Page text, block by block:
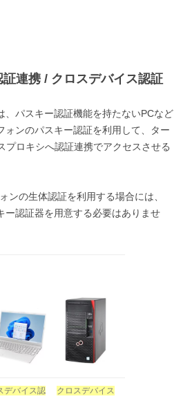
連携 / クロスデバイス認証
、パスキー認証機能を持たないPCなど
ォンのパスキー認証を利用して、ター
プロキシへ認証連携でアクセスさせる
ンの生体認証を利用する場合には、
ー認証器を用意する必要はありませ
デバイス認
クロスデバイス